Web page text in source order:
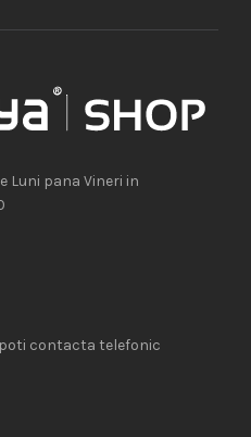
Luni pana Vineri in
poti contacta telefonic